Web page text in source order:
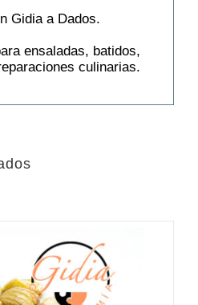
Gidia a Dados.
ensaladas, batidos,
culinarias.